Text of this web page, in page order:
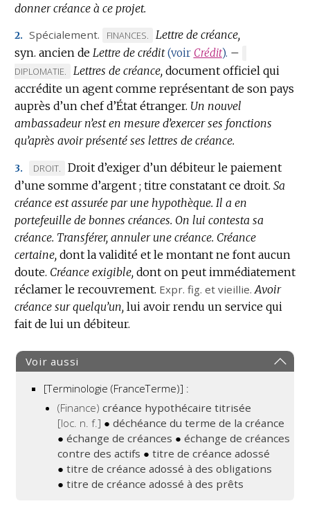
donner créance à ce projet.
2. Spécialement.
MARQUE
DE
DOMAINE
:
FINANCES.
Lettre de créance,
syn. ancien de Lettre de crédit (voir Crédit). –
DE
DOMAINE
DIPLOMATIE. Lettres de créance, document officiel qui
accrédite un agent comme représentant de son pays
auprès d’un chef d’État étranger. Un nouvel
ambassadeur n’est en mesure d’exercer ses fonctions
qu’après avoir présenté ses lettres de créance.
3.
MARQUE
DE
DOMAINE
:
DROIT.
Droit d’exiger d’un débiteur le paiement
d’une somme d’argent ; titre constatant ce droit. Sa
créance est assurée par une hypothèque. Il a en
portefeuille de bonnes créances. On lui contesta sa
créance. Transférer, annuler une créance. Créance
certaine, dont la validité et le montant ne font aucun
doute. Créance exigible, dont on peut immédiatement
réclamer le recouvrement. Expr. fig. et vieillie. Avoir
créance sur quelqu’un, lui avoir rendu un service qui
fait de lui un débiteur.
Voir aussi
[Terminologie (FranceTerme)] :
(Finance)créance hypothécaire titrisée
[loc. n. f.] ●déchéance du terme de la créance
●échange de créances ●échange de créances
contre des actifs ●titre de créance adossé
●titre de créance adossé à des obligations
●titre de créance adossé à des prêts